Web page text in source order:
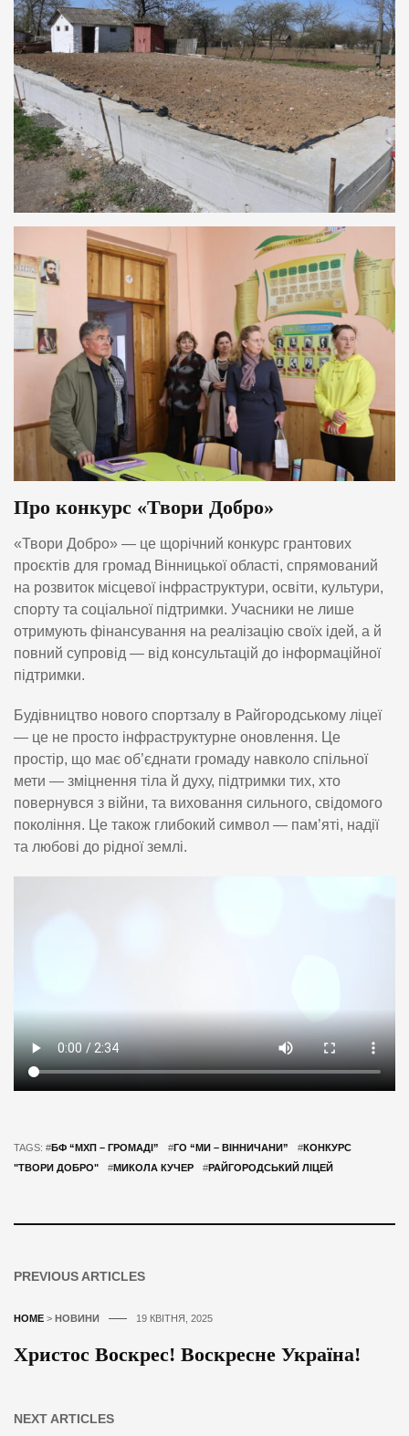
Про конкурс «Твори Добро»
«Твори Добро» — це щорічний конкурс грантових
проєктів для громад Вінницької області, спрямований
на розвиток місцевої інфраструктури, освіти, культури,
спорту та соціальної підтримки. Учасники не лише
отримують фінансування на реалізацію своїх ідей, а й
повний супровід — від консультацій до інформаційної
підтримки.
Будівництво нового спортзалу в Райгородському ліцеї
— це не просто інфраструктурне оновлення. Це
простір, що має об’єднати громаду навколо спільної
мети — зміцнення тіла й духу, підтримки тих, хто
повернувся з війни, та виховання сильного, свідомого
покоління. Це також глибокий символ — пам’яті, надії
та любові до рідної землі.
TAGS: #БФ “МХП – ГРОМАДІ” #ГО “МИ – ВІННИЧАНИ” #КОНКУРС
"ТВОРИ ДОБРО"
#МИКОЛА КУЧЕР #РАЙГОРОДСЬКИЙ ЛІЦЕЙ
PREVIOUS ARTICLES
HOME > НОВИНИ 19 КВІТНЯ, 2025
Христос Воскрес! Воскресне Україна!
NEXT ARTICLES